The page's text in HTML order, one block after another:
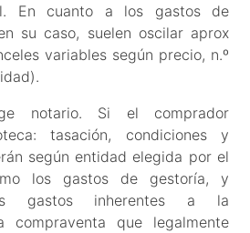
En cuanto a los gastos de
su caso, suelen oscilar aprox
variables según precio, n.º
notario. Si el comprador
tasación, condiciones y
según entidad elegida por el
los gastos de gestoría, y
gastos inherentes a la
compraventa que legalmente